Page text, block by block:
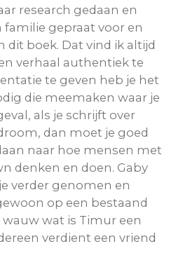
research gedaan en
gepraat voor en
dit boek. Dat vind ik altijd
verhaal authentiek te
te geven heb je het
die meemaken waar je
als je schrijft over
dan moet je goed
naar hoe mensen met
denken en doen. Gaby
verder genomen en
op een bestaand
wat is Timur een
verdient een vriend